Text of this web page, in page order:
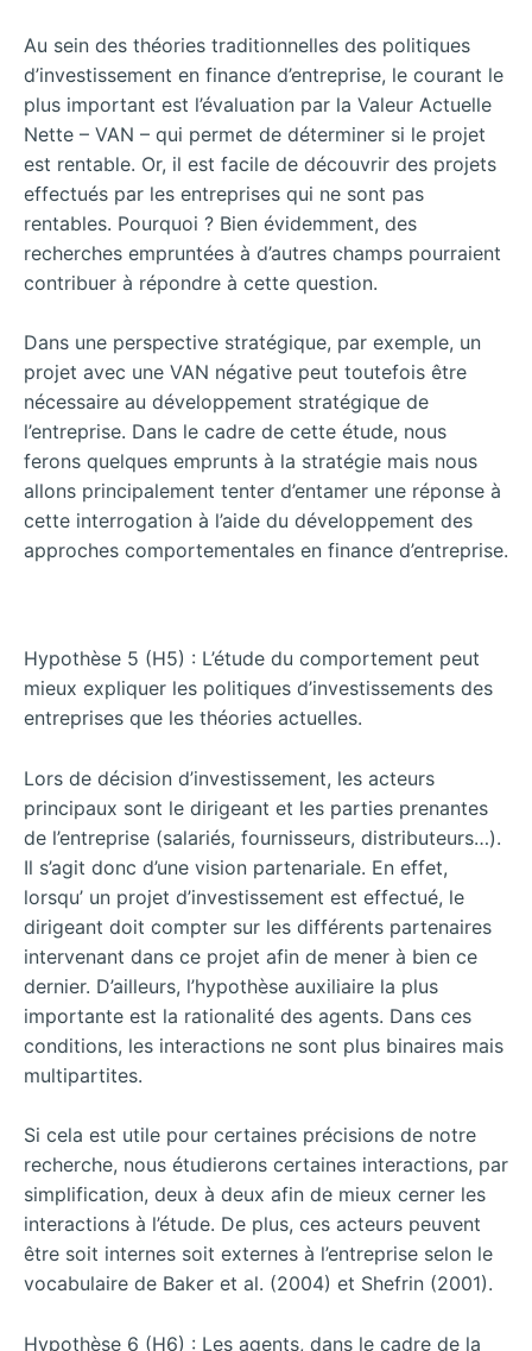
Au sein des théories traditionnelles des politiques
d’investissement en finance d’entreprise, le courant le
plus important est l’évaluation par la Valeur Actuelle
Nette – VAN – qui permet de déterminer si le projet
est rentable. Or, il est facile de découvrir des projets
effectués par les entreprises qui ne sont pas
rentables. Pourquoi ? Bien évidemment, des
recherches empruntées à d’autres champs pourraient
contribuer à répondre à cette question.
Dans une perspective stratégique, par exemple, un
projet avec une VAN négative peut toutefois être
nécessaire au développement stratégique de
l’entreprise. Dans le cadre de cette étude, nous
ferons quelques emprunts à la stratégie mais nous
allons principalement tenter d’entamer une réponse à
cette interrogation à l’aide du développement des
approches comportementales en finance d’entreprise.
Hypothèse 5 (H5) : L’étude du comportement peut
mieux expliquer les politiques d’investissements des
entreprises que les théories actuelles.
Lors de décision d’investissement, les acteurs
principaux sont le dirigeant et les parties prenantes
de l’entreprise (salariés, fournisseurs, distributeurs…).
Il s’agit donc d’une vision partenariale. En effet,
lorsqu’ un projet d’investissement est effectué, le
dirigeant doit compter sur les différents partenaires
intervenant dans ce projet afin de mener à bien ce
dernier. D’ailleurs, l’hypothèse auxiliaire la plus
importante est la rationalité des agents. Dans ces
conditions, les interactions ne sont plus binaires mais
multipartites.
Si cela est utile pour certaines précisions de notre
recherche, nous étudierons certaines interactions, par
simplification, deux à deux afin de mieux cerner les
interactions à l’étude. De plus, ces acteurs peuvent
être soit internes soit externes à l’entreprise selon le
vocabulaire de Baker et al. (2004) et Shefrin (2001).
Hypothèse 6 (H6) : Les agents, dans le cadre de la